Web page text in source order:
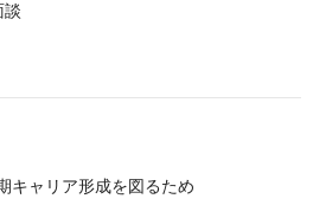
談
キャリア形成を図るため